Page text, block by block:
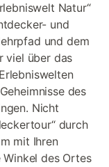
Natur“
und
und dem
viel über das
des
Nicht
durch
mit Ihren
des Ortes